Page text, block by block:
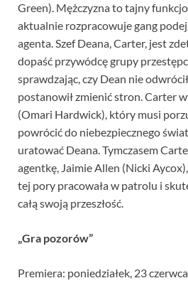
Green). Mężczyzna to tajny
aktualnie rozpracowuje gang
agenta. Szef Deana, Carter, jest
dopaść przywódcę grupy
sprawdzając, czy Dean nie
postanowił zmienić stron. Carter
(Omari Hardwick), który musi
powrócić do niebezpiecznego
uratować Deana. Tymczasem
agentkę, Jaimie Allen (Nicki
tej pory pracowała w patrolu i
całą swoją przeszłość.
„Gra pozorów”
Premiera: poniedziałek, 23